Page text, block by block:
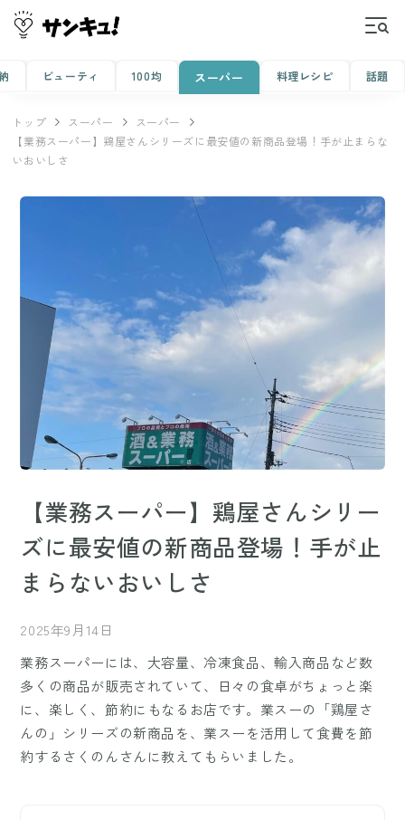
ビューティ 100均 スーパー 料理レシピ 話題
トップ スーパー
スーパー
【業務スーパー】鶏屋さんシリーズに最安値の新商品登場！手が止まらな
いおいしさ
【業務スーパー】鶏屋さんシリー
ズに最安値の新商品登場！手が止
まらないおいしさ
2025年9月14日
業務スーパーには、大容量、冷凍食品、輸入商品など数
多くの商品が販売されていて、日々の食卓がちょっと楽
に、楽しく、節約にもなるお店です。業スーの「鶏屋さ
んの」シリーズの新商品を、業スーを活用して食費を節
約するさくのんさんに教えてもらいました。